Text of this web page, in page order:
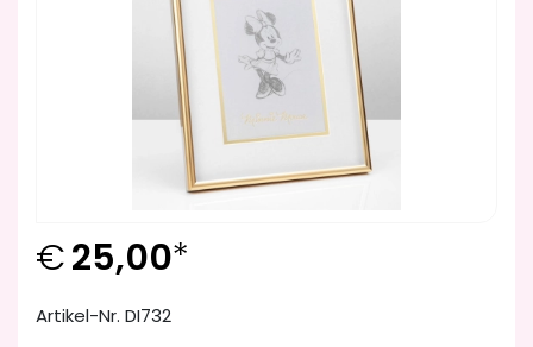
€25,00*
Artikel-Nr. DI732